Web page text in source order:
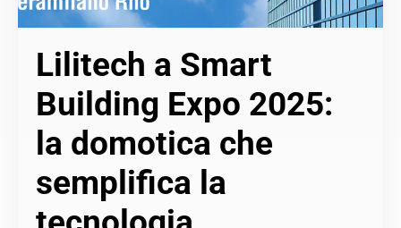
Lilitech a Smart
Building Expo 2025:
la domotica che
semplifica la